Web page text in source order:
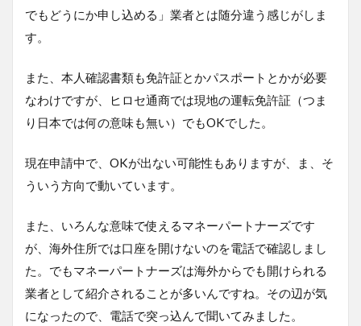
でもどうにか申し込める」業者とは随分違う感じがしま
す。
また、本人確認書類も免許証とかパスポートとかが必要
なわけですが、ヒロセ通商では現地の運転免許証（つま
り日本では何の意味も無い）でもOKでした。
現在申請中で、OKが出ない可能性もありますが、ま、そ
ういう方向で動いています。
また、いろんな意味で使えるマネーパートナーズです
が、海外住所では口座を開けないのを電話で確認しまし
た。でもマネーパートナーズは海外からでも開けられる
業者として紹介されることが多いんですね。その辺が気
になったので、電話で突っ込んで聞いてみました。